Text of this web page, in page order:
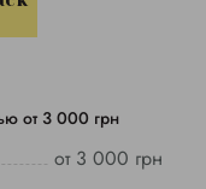
от 3 000 грн
от 3 000 грн